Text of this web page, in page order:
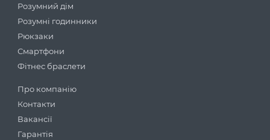
Розумний дім
Розумні годинники
Рюкзаки
Смартфони
Фітнес браслети
Про компанію
Контакти
Вакансії
Гарантія